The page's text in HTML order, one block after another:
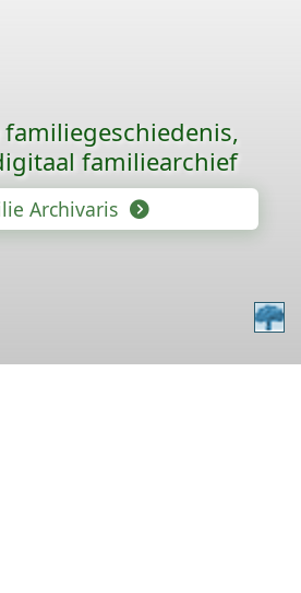
familie­geschiedenis,
familiearchief
Archivaris